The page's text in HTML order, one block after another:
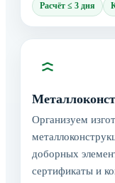
Расчёт ≤ 3 дня
Организуем
доборных
сертификаты и